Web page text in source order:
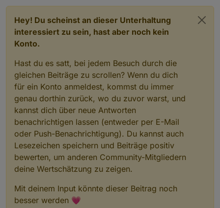
Hey! Du scheinst an dieser Unterhaltung
interessiert zu sein, hast aber noch kein
Konto.
Hast du es satt, bei jedem Besuch durch die
gleichen Beiträge zu scrollen? Wenn du dich
für ein Konto anmeldest, kommst du immer
genau dorthin zurück, wo du zuvor warst, und
kannst dich über neue Antworten
benachrichtigen lassen (entweder per E-Mail
oder Push-Benachrichtigung). Du kannst auch
Lesezeichen speichern und Beiträge positiv
bewerten, um anderen Community-Mitgliedern
deine Wertschätzung zu zeigen.
Mit deinem Input könnte dieser Beitrag noch
besser werden 💗